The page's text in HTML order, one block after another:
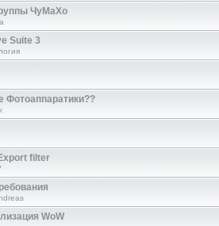
ЧуМаХо
Suite 3
Фотоаппаратики??
filter
WoW